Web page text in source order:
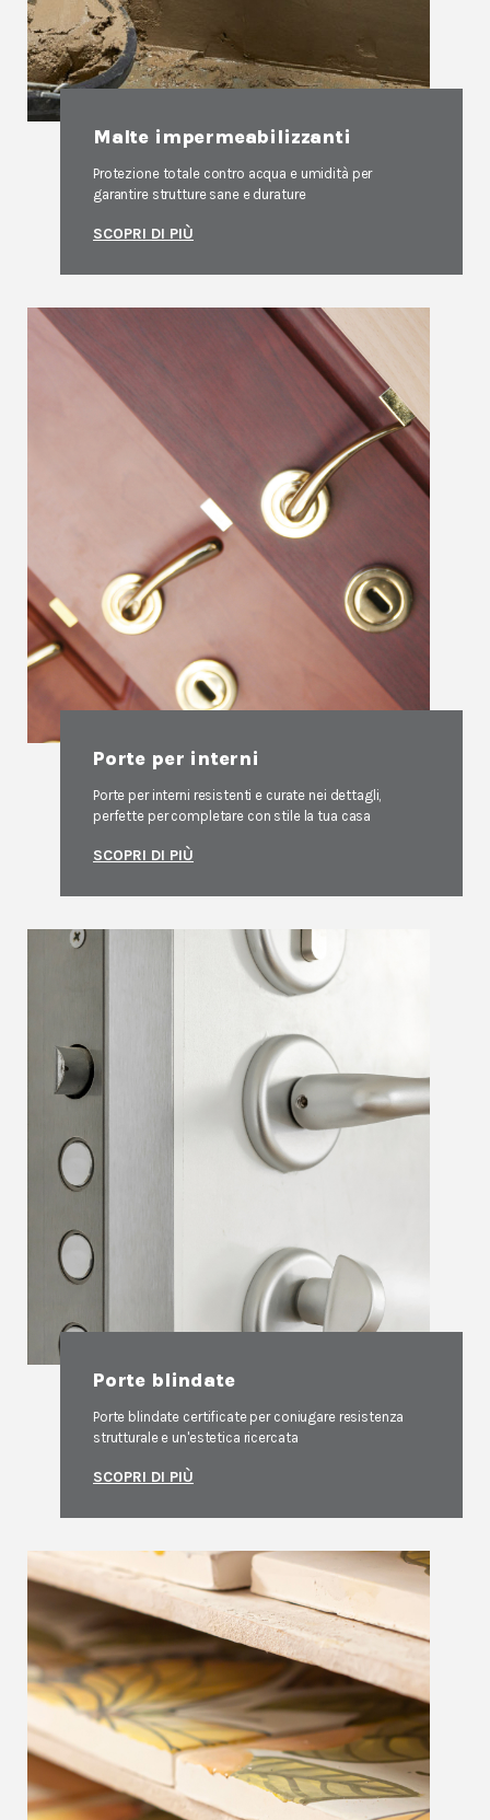
Malte impermeabilizzanti
Protezione totale contro acqua e umidità per
garantire strutture sane e durature
SCOPRI DI PIÙ
Porte per interni
Porte per interni resistenti e curate nei dettagli,
perfette per completare con stile la tua casa
SCOPRI DI PIÙ
Porte blindate
Porte blindate certificate per coniugare resistenza
strutturale e un'estetica ricercata
SCOPRI DI PIÙ